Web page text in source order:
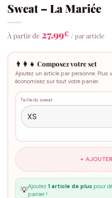
Sweat – La Mariée
À partir de 27,99€ / par article
👨‍👩‍👧 Composez votre set
Ajoutez un article par personne. Plus
économisez sur tout votre panier.
Taille du sweat
+
💡Ajoutez 1 article de pluspour
panier !